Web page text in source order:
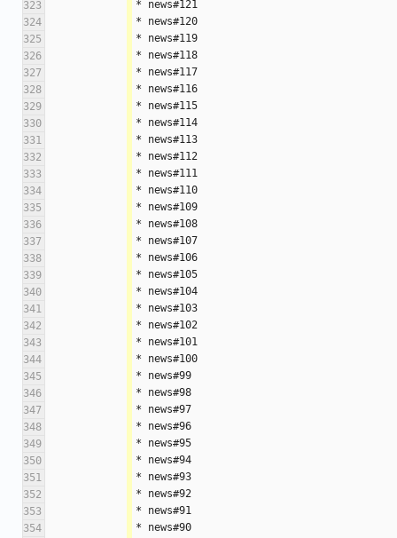
323
* news#121
324
* news#120
325
* news#119
326
* news#118
327
* news#117
328
* news#116
329
* news#115
330
* news#114
331
* news#113
332
* news#112
333
* news#111
334
* news#110
335
* news#109
336
* news#108
337
* news#107
338
* news#106
339
* news#105
340
* news#104
341
* news#103
342
* news#102
343
* news#101
344
* news#100
345
* news#99
346
* news#98
347
* news#97
348
* news#96
349
* news#95
350
* news#94
351
* news#93
352
* news#92
353
* news#91
354
* news#90